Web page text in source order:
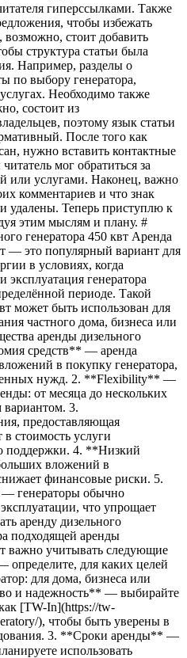
гиперссылками. Также
чтобы избежать
стоит добавить
структура статьи была
Например, разделы о
по выбору генератора,
Необходимо также
состоит из
поэтому язык статьи
После того как
нужно вставить контактные
мог обратиться за
или услугами. Наконец, важно
комментариев и что знак
удалены. Теперь приступлю к
этим мыслям и плану. #
генератора 450 квт Аренда
— это популярный вариант для
в условиях, когда
эксплуатация генератора
периоде. Такой
может быть использован для
частного дома, бизнеса или
аренды дизельного
средств** — аренда
в покупку генератора,
нужд. 2. **Flexibility** —
от месяца до нескольких
вариантом. 3.
предоставляющая
стоимость услуги
поддержки. 4. **Низкий
вложений в
финансовые риски. 5.
генераторы обычно
что упрощает
аренду дизельного
подходящей аренды
важно учитывать следующие
для каких целей
для дома, бизнеса или
и надежность** — выбирайте
[TW-In](https://tw-
), чтобы быть уверены в
3. **Сроки аренды** —
использовать